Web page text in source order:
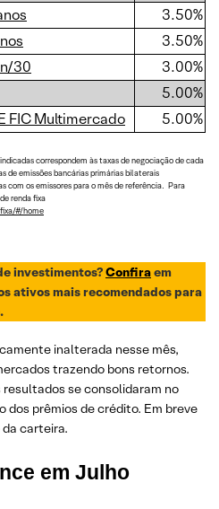
3.50%
3.50%
30
3.00%
5.00%
FIC Multimercado
5.00%
correspondem às taxas de negociação de cada
de emissões bancárias primárias bilaterais
com os emissores para o mês de referência. Para
renda fixa
#/home
investimentos?Confiraem
ativos mais recomendados para
inalterada nesse mês,
trazendo bons retornos.
resultados se consolidaram no
prêmios de crédito. Em breve
carteira.
em Julho